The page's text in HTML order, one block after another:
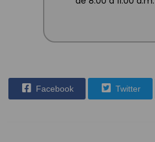
Facebook Twitter